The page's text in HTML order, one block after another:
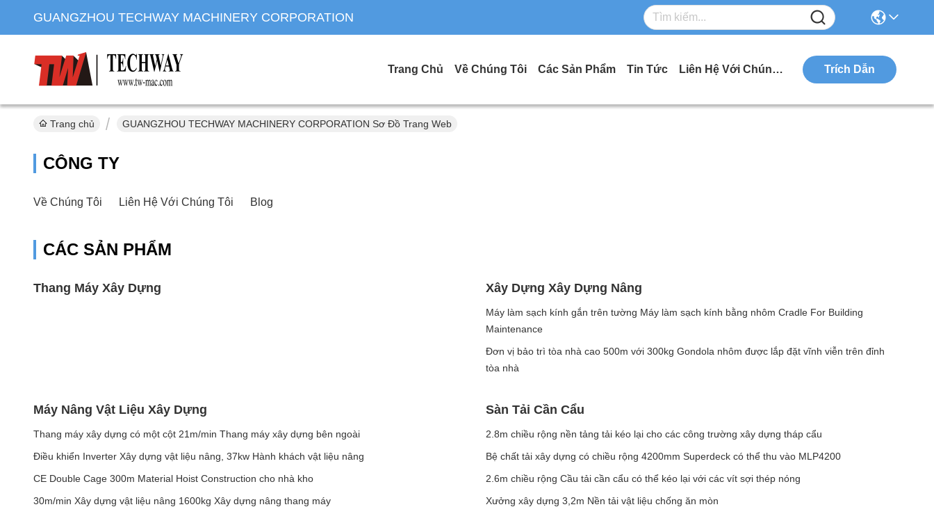
GUANGZHOU TECHWAY MACHINERY CORPORATION
Trang Chủ Về Chúng Tôi Các Sản Phẩm Tin Tức Liên Hệ Với Chúng Tôi Trích Dẫn
Trang chủ GUANGZHOU TECHWAY MACHINERY CORPORATION Sơ Đồ Trang Web
CÔNG TY
Về Chúng Tôi Liên Hệ Với Chúng Tôi Blog
CÁC SẢN PHẨM
Thang Máy Xây Dựng Xây Dựng Xây Dựng Nâng
Máy làm sạch kính gắn trên tường Máy làm sạch kính bằng nhôm Cradle For Building
Maintenance
Đơn vị bảo trì tòa nhà cao 500m với 300kg Gondola nhôm được lắp đặt vĩnh viễn trên đỉnh
tòa nhà
Máy Nâng Vật Liệu Xây Dựng
Thang máy xây dựng có một cột 21m/min Thang máy xây dựng bên ngoài
Điều khiển Inverter Xây dựng vật liệu nâng, 37kw Hành khách vật liệu nâng
CE Double Cage 300m Material Hoist Construction cho nhà kho
30m/min Xây dựng vật liệu nâng 1600kg Xây dựng nâng thang máy
Sàn Tải Cần Cẩu
2.8m chiều rộng nền tảng tải kéo lại cho các công trường xây dựng tháp cẩu
Bệ chất tải xây dựng có chiều rộng 4200mm Superdeck có thể thu vào MLP4200
2.6m chiều rộng Cầu tải cần cẩu có thể kéo lại với các vít sợi thép nóng
Xưởng xây dựng 3,2m Nền tải vật liệu chống ăn mòn